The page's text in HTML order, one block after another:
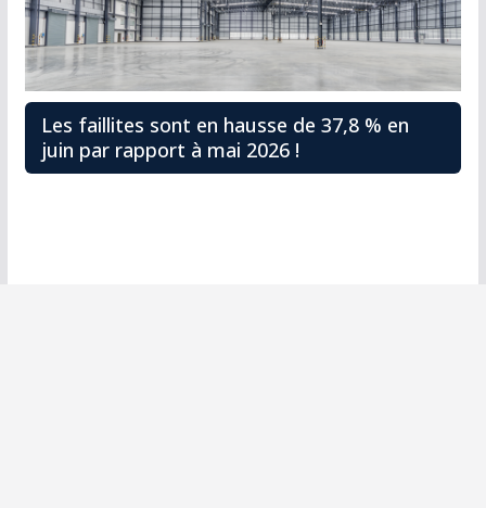
Les faillites sont en hausse de 37,8 % en
juin par rapport à mai 2026 !